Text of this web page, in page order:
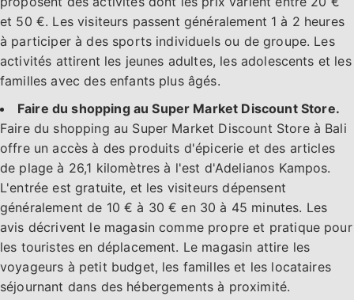
et 50 €. Les visiteurs passent généralement 1 à 2 heures
à participer à des sports individuels ou de groupe. Les
activités attirent les jeunes adultes, les adolescents et les
familles avec des enfants plus âgés.
Faire du shopping au Super Market Discount Store.
Faire du shopping au Super Market Discount Store à Bali
offre un accès à des produits d'épicerie et des articles
de plage à 26,1 kilomètres à l'est d'Adelianos Kampos.
L'entrée est gratuite, et les visiteurs dépensent
généralement de 10 € à 30 € en 30 à 45 minutes. Les
avis décrivent le magasin comme propre et pratique pour
les touristes en déplacement. Le magasin attire les
voyageurs à petit budget, les familles et les locataires
séjournant dans des hébergements à proximité.